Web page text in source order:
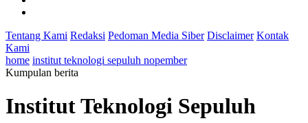
Tentang Kami Redaksi Pedoman Media Siber Disclaimer Kontak
Kami
home institut teknologi sepuluh nopember
Kumpulan berita
Institut Teknologi Sepuluh